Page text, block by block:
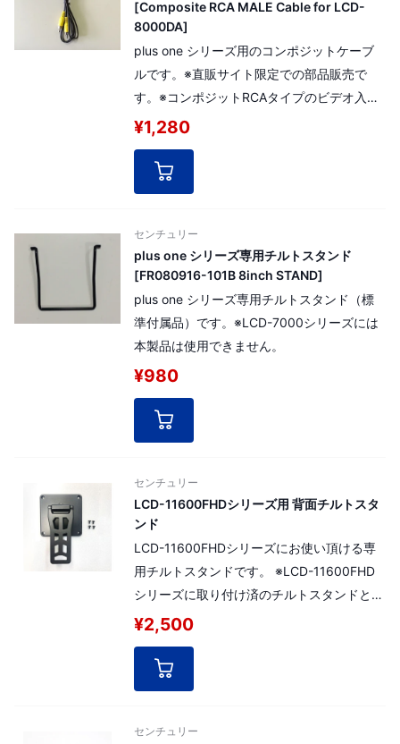
[Composite RCA MALE Cable for LCD-
8000DA]
plus one シリーズ用のコンポジットケーブ
ルです。※直販サイト限定での部品販売で
す。※コンポジットRCAタイプのビデオ入力
のついたplus oneシリーズにご利用頂けま
¥1,280
センチュリー
plus one シリーズ専用チルトスタンド
[FR080916-101B 8inch STAND]
plus one シリーズ専用チルトスタンド（標
準付属品）です。※LCD-7000シリーズには
本製品は使用できません。
¥980
センチュリー
LCD-11600FHDシリーズ用 背面チルトスタ
ンド
LCD-11600FHDシリーズにお使い頂ける専
用チルトスタンドです。 ※LCD-11600FHD
シリーズに取り付け済のチルトスタンドと同
一の部品です。 ※スタンドの破損等の際、代
¥2,500
センチュリー